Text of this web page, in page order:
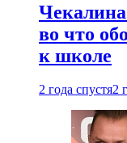
Чекалина
во что
к школе
2 года спустя2